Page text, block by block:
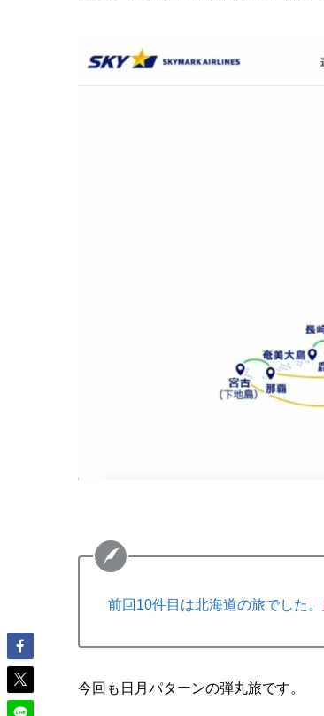
前回10件目は北海道の旅でした。
今回も日月パターンの弾丸旅です。